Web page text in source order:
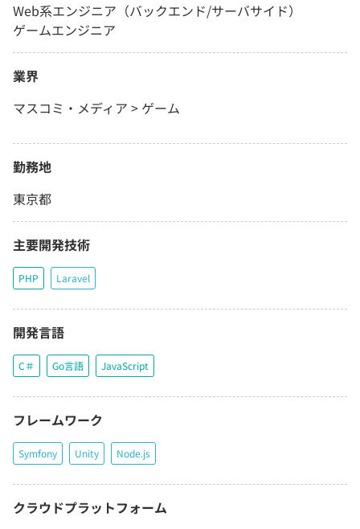
Web系エンジニア（バックエンド/サーバサイド）
ゲームエンジニア
業界
マスコミ・メディア > ゲーム
勤務地
東京都
主要開発技術
PHP Laravel
開発言語
C＃ Go言語 JavaScript
フレームワーク
Symfony Unity Node.js
クラウドプラットフォーム